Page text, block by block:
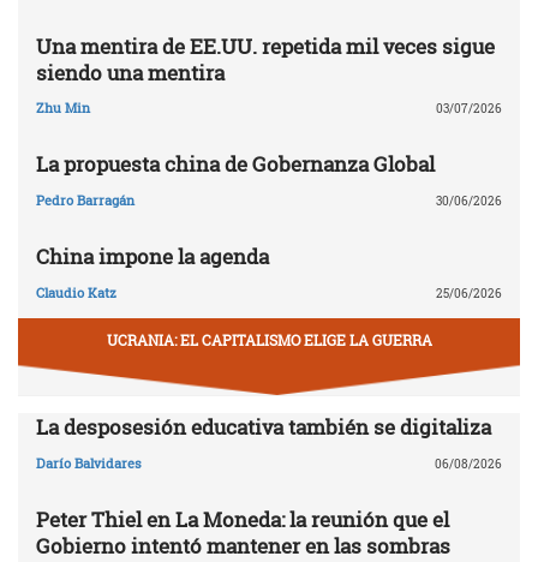
Una mentira de EE.UU. repetida mil veces sigue
siendo una mentira
Zhu Min 03/07/2026
La propuesta china de Gobernanza Global
Pedro Barragán 30/06/2026
China impone la agenda
Claudio Katz 25/06/2026
UCRANIA: EL CAPITALISMO ELIGE LA GUERRA
La desposesión educativa también se digitaliza
Darío Balvidares 06/08/2026
Peter Thiel en La Moneda: la reunión que el
Gobierno intentó mantener en las sombras